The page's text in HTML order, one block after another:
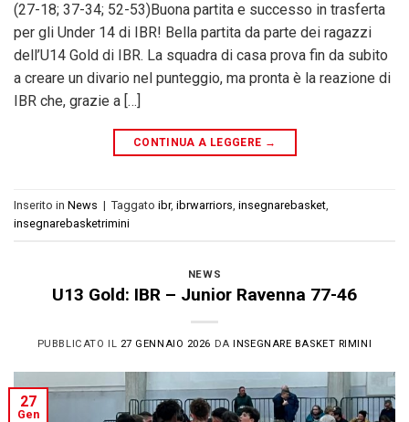
(27-18; 37-34; 52-53)Buona partita e successo in trasferta
per gli Under 14 di IBR! Bella partita da parte dei ragazzi
dell’U14 Gold di IBR. La squadra di casa prova fin da subito
a creare un divario nel punteggio, ma pronta è la reazione di
IBR che, grazie a […]
CONTINUA A LEGGERE →
Inserito in News | Taggato ibr, ibrwarriors insegnarebasket
insegnarebasketrimini
NEWS
U13 Gold: IBR – Junior Ravenna 77-46
PUBBLICATO IL 27 GENNAIO 2026 DA INSEGNARE BASKET RIMINI
27
Gen